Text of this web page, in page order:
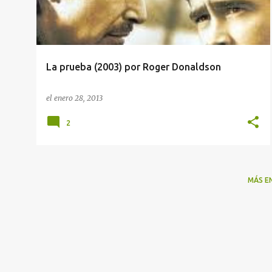
r
a
d
La prueba (2003) por Roger Donaldson
el enero 28, 2013
2
MÁS